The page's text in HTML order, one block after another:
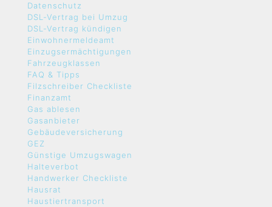
Datenschutz
DSL-Vertrag bei Umzug
DSL-Vertrag kündigen
Einwohnermeldeamt
Einzugsermächtigungen
Fahrzeugklassen
FAQ & Tipps
Filzschreiber Checkliste
Finanzamt
Gas ablesen
Gasanbieter
Gebäudeversicherung
GEZ
Günstige Umzugswagen
Halteverbot
Handwerker Checkliste
Hausrat
Haustiertransport